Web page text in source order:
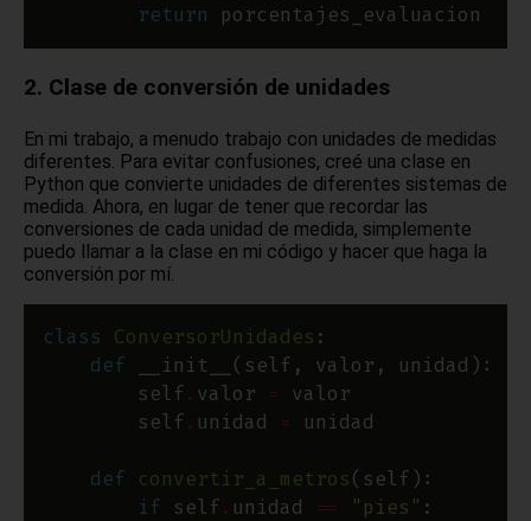
return
2. Clase de conversión de unidades
En mi trabajo, a menudo trabajo con unidades de medidas
diferentes. Para evitar confusiones, creé una clase en
Python que convierte unidades de diferentes sistemas de
medida. Ahora, en lugar de tener que recordar las
conversiones de cada unidad de medida, simplemente
puedo llamar a la clase en mi código y hacer que haga la
conversión por mí.
class ConversorUnidades
def
        self
. valor =
        self
. unidad =
def convertir_a_metros
if self. unidad == "pies"